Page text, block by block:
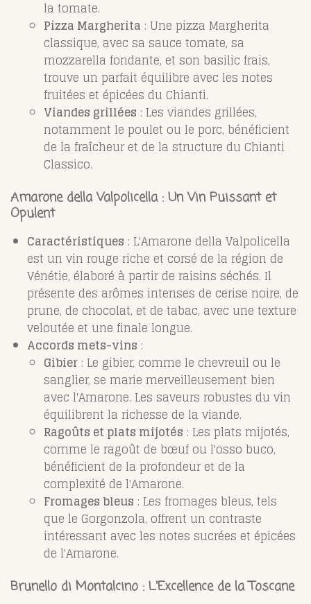
la tomate.
Pizza Margherita : Une pizza Margherita
classique, avec sa sauce tomate, sa
mozzarella fondante, et son basilic frais,
trouve un parfait équilibre avec les notes
fruitées et épicées du Chianti.
Viandes grillées : Les viandes grillées,
notamment le poulet ou le porc, bénéficient
de la fraîcheur et de la structure du Chianti
Classico.
Amarone della Valpolicella : Un Vin Puissant et
Opulent
Caractéristiques : L'Amarone della Valpolicella
est un vin rouge riche et corsé de la région de
Vénétie, élaboré à partir de raisins séchés. Il
présente des arômes intenses de cerise noire, de
prune, de chocolat, et de tabac, avec une texture
veloutée et une finale longue.
Accords mets-vins :
Gibier : Le gibier, comme le chevreuil ou le
sanglier, se marie merveilleusement bien
avec l'Amarone. Les saveurs robustes du vin
équilibrent la richesse de la viande.
Ragoûts et plats mijotés : Les plats mijotés,
comme le ragoût de bœuf ou l'osso buco,
bénéficient de la profondeur et de la
complexité de l'Amarone.
Fromages bleus : Les fromages bleus, tels
que le Gorgonzola, offrent un contraste
intéressant avec les notes sucrées et épicées
de l'Amarone.
Brunello di Montalcino : L'Excellence de la Toscane